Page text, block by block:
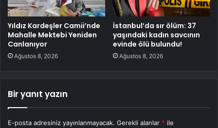
Yıldız Kardeşler Camii’nde
Mahalle Mektebi Yeniden
Canlanıyor
Ağustos 8, 2026
İstanbul’da sır ölüm: 37
yaşındaki kadın savcının
evinde ölü bulundu!
Ağustos 8, 2026
Bir yanıt yazın
E-posta adresiniz yayınlanmayacak. Gerekli alanlar * ile